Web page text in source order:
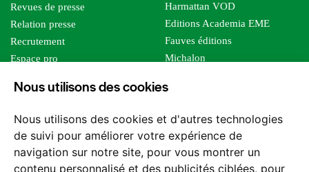
Nous utilisons des cookies
Nous utilisons des cookies et d'autres technologies
de suivi pour améliorer votre expérience de
navigation sur notre site, pour vous montrer un
contenu personnalisé et des publicités ciblées, pour
Revues de presse
Relation presse
Recrutement
Espace pro
Foreign rights
Harmattan VOD
Editions Academia EME
Fauves éditions
Michalon
Editions Sutton
Les impliqués
Tous les éditeurs